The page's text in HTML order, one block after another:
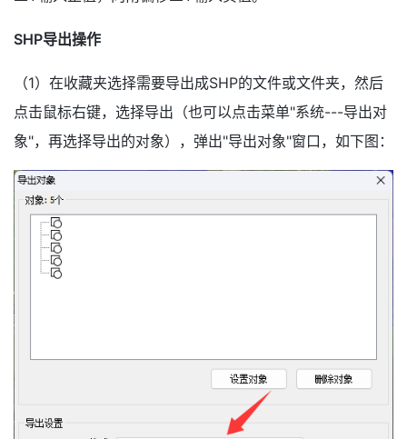
SHP导出操作
（1）在收藏夹选择需要导出成SHP的文件或文件夹，然后
点击鼠标右键，选择导出（也可以点击菜单"系统---导出对
象"，再选择导出的对象），弹出"导出对象"窗口，如下图：